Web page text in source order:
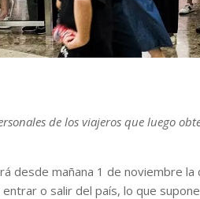
de los viajeros que luego
desde mañana 1 de noviembre la
o salir del país, lo que